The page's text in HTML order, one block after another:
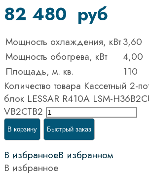
82 480 руб
Мощность охлаждения, кВт3,60
Мощность обогрева, кВт
4,00
Площадь, м. кв.
110
Количество товара Кассетный 2-
блок LESSAR R410A LSM-
VB2CTB2
В корзину Быстрый заказ
В избранноеВ избранном
В избранное